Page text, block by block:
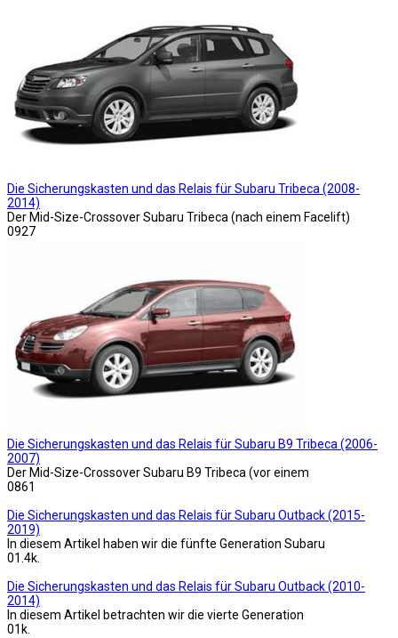
Die Sicherungskasten und das Relais für Subaru Tribeca (2008-
2014)
Der Mid-Size-Crossover Subaru Tribeca (nach einem Facelift)
0927
Die Sicherungskasten und das Relais für Subaru B9 Tribeca (2006-
2007)
Der Mid-Size-Crossover Subaru B9 Tribeca (vor einem
0861
Die Sicherungskasten und das Relais für Subaru Outback (2015-
2019)
In diesem Artikel haben wir die fünfte Generation Subaru
01.4k.
Die Sicherungskasten und das Relais für Subaru Outback (2010-
2014)
In diesem Artikel betrachten wir die vierte Generation
01k.